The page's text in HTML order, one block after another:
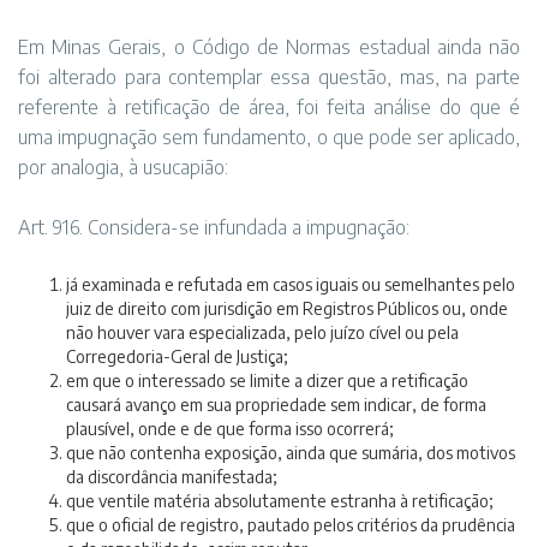
Em Minas Gerais, o Código de Normas estadual ainda não
foi alterado para contemplar essa questão, mas, na parte
referente à retificação de área, foi feita análise do que é
uma impugnação sem fundamento, o que pode ser aplicado,
por analogia, à usucapião:
Art. 916. Considera-se infundada a impugnação:
já examinada e refutada em casos iguais ou semelhantes pelo
juiz de direito com jurisdição em Registros Públicos ou, onde
não houver vara especializada, pelo juízo cível ou pela
Corregedoria-Geral de Justiça;
em que o interessado se limite a dizer que a retificação
causará avanço em sua propriedade sem indicar, de forma
plausível, onde e de que forma isso ocorrerá;
que não contenha exposição, ainda que sumária, dos motivos
da discordância manifestada;
que ventile matéria absolutamente estranha à retificação;
que o oficial de registro, pautado pelos critérios da prudência